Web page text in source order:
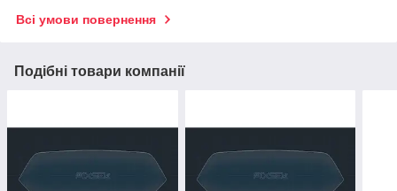
Всі умови повернення
Подібні товари компанії